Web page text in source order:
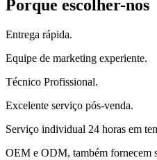
Porque escolher-nos
Entrega rápida.
Equipe de marketing experiente.
Técnico Profissional.
Excelente serviço pós-venda.
Serviço individual 24 horas em
OEM e ODM, também fornecem